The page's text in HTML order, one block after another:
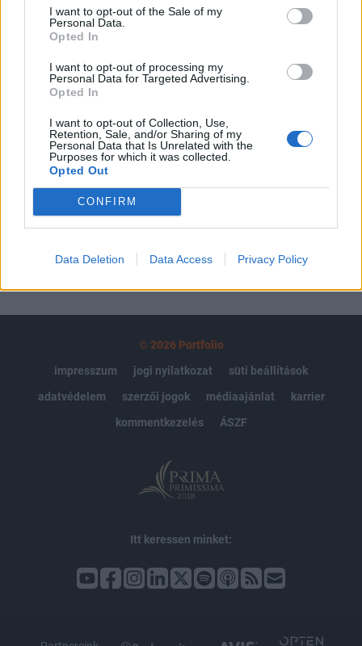
I want to opt-out of the Sale of my
Personal Data.
Opted In
I want to opt-out of processing my
Personal Data for Targeted Advertising.
Opted In
I want to opt-out of Collection, Use,
Retention, Sale, and/or Sharing of my
Personal Data that Is Unrelated with the
Purposes for which it was collected.
Opted Out
CONFIRM
Data Deletion Data Access Privacy Policy
tartozik, melynek olvasása előfizetéses
regisztrációhoz kötött.
Portfolio.hu teljes cikkarchívum
Kötéslisták: BÉT elmúlt 2 év napon belüli
kötéslistái
Előfizetés
MÁR ELŐFIZETŐNK VAGY?
© 2026 Portfolio
impresszum
jogi nyilatkozat
süti beállítások
adatvédelem
szerzői jogok médiaajánlat
karrier
kommentkezelés
ÁSZF
Itt keressen minket: